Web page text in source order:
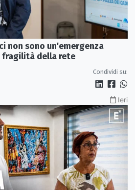
non sono un'emergenza
fragilità della rete
Condividi su:
Ieri